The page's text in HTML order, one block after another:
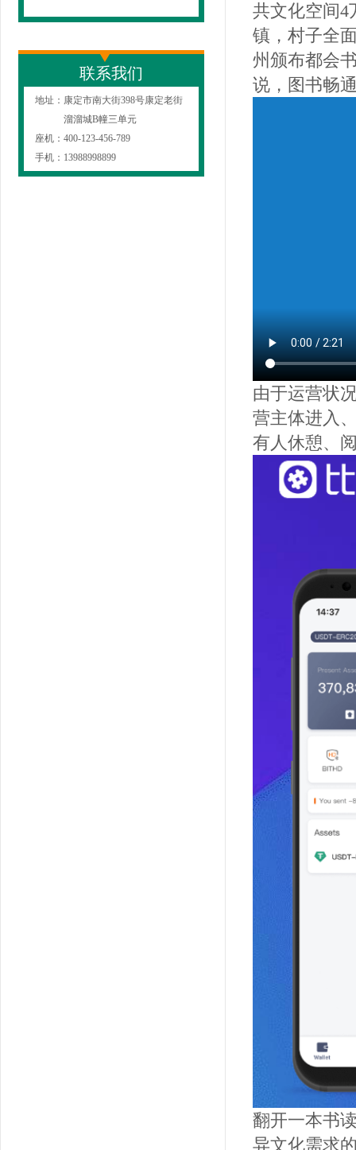
联系我们
地址： 康定市南大街398号康定老街
溜溜城B幢三单元
座机： 400-123-456-789
手机： 13988998899
共文化空间4
镇，村子全
州颁布都会
说，图书畅
由于运营状
营主体进入
有人休憩、
翻开一本书
异文化需求